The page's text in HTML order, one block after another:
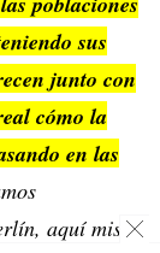
sus
junto con
cómo la
en las
aquí mismo